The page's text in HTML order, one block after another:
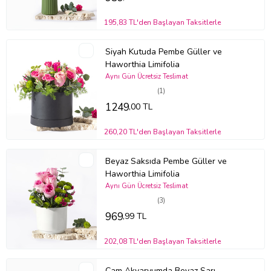
teşkil etmemektedir.
Stok durumuna göre ürünlerde ufak değişiklikler olabilir.
195,83 TL'den Başlayan Taksitlerle
Siyah Kutuda Pembe Güller ve
Haworthia Limifolia
(1)
Aynı Gün Ücretsiz Teslimat
1249,00 TL
260,20 TL'den Başlayan Taksitlerle
Beyaz Saksıda Pembe Güller ve
Haworthia Limifolia
(3)
Aynı Gün Ücretsiz Teslimat
969,99 TL
202,08 TL'den Başlayan Taksitlerle